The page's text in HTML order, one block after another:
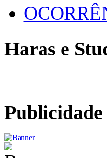
Haras e
Publicidade